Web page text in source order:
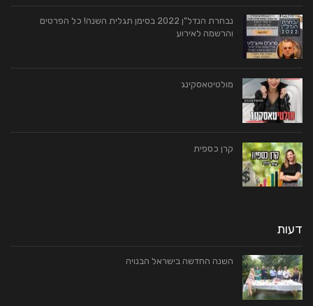
נבחרת הנדל"ן 2022 בסימן תגלית השנה! כל הפרטים
והרשמה לאירוע
מולטיטאסקינג
קרן כספית
דעות
השנה‭ ‬החדשה בישראל‭ ‬הבנויה